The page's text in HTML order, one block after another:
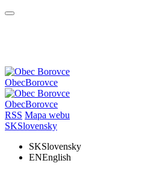
ObecBorovce
ObecBorovce
RSS Mapa webu
SKSlovensky
SKSlovensky
ENEnglish